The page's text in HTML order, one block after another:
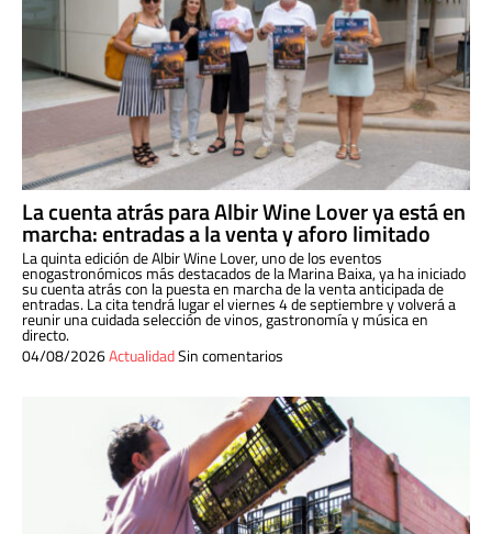
La cuenta atrás para Albir Wine Lover ya está en
marcha: entradas a la venta y aforo limitado
La quinta edición de Albir Wine Lover, uno de los eventos
enogastronómicos más destacados de la Marina Baixa, ya ha iniciado
su cuenta atrás con la puesta en marcha de la venta anticipada de
entradas. La cita tendrá lugar el viernes 4 de septiembre y volverá a
reunir una cuidada selección de vinos, gastronomía y música en
directo.
04/08/2026ActualidadSin comentarios